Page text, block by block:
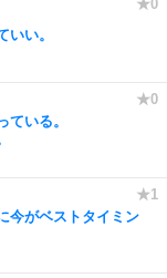
い。
いる。
今がベストタイミン